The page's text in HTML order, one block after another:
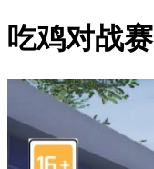
吃鸡对战赛